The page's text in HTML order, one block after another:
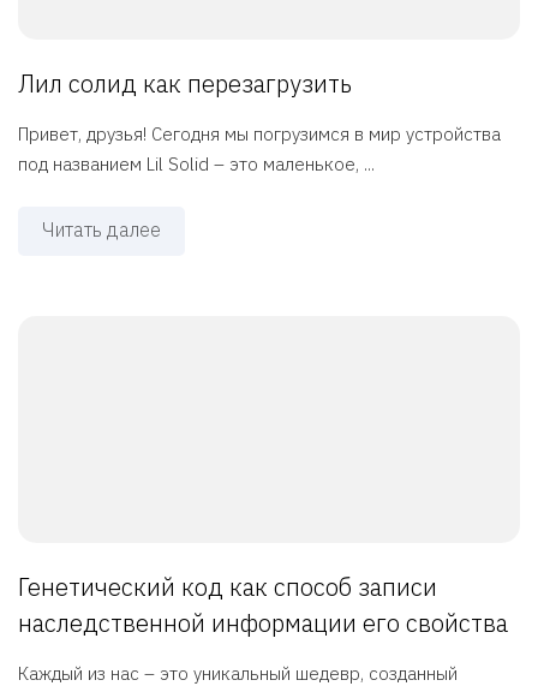
Лил солид как перезагрузить
Привет, друзья! Сегодня мы погрузимся в мир устройства
под названием Lil Solid – это маленькое, ...
Читать далее
Генетический код как способ записи
наследственной информации его свойства
Каждый из нас – это уникальный шедевр, созданный